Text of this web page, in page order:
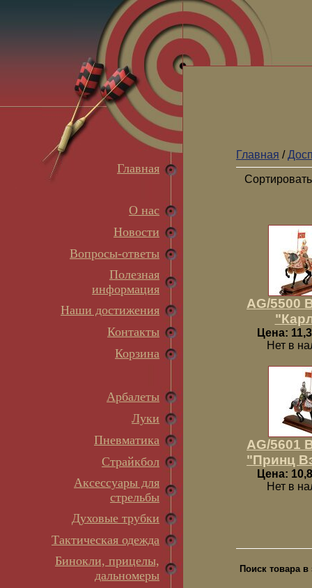
Главная
О нас
Новости
Вопросы-ответы
Полезная
информация
Наши достижения
Контакты
Корзина
Арбалеты
Луки
Пневматика
Страйкбол
Аксессуары для
стрельбы
Духовые трубки
Тактическая одежда
Бинокли, прицелы,
дальномеры
Главная /
AG/5500
Цена:
Нет в
AG/5601
"Принц
Цена:
Нет в
Поиск товара в